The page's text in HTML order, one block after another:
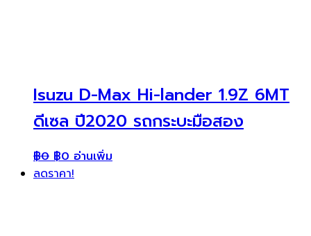
Isuzu D-Max Hi-lander 1.9Z 6MT
ดีเซล ปี2020 รถกระบะมือสอง
฿0 ฿0 อ่านเพิ่ม
ลดราคา!